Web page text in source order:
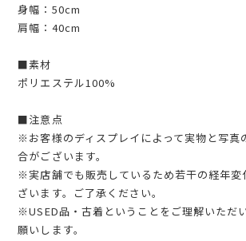
身幅：50cm
肩幅：40cm
■素材
ポリエステル100%
■注意点
※お客様のディスプレイによって実物と写真
合がございます。
※実店舗でも販売しているため若干の経年変
ざいます。ご了承ください。
※USED品・古着ということをご理解いただ
願いします。